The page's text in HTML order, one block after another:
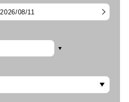
2026/08/11